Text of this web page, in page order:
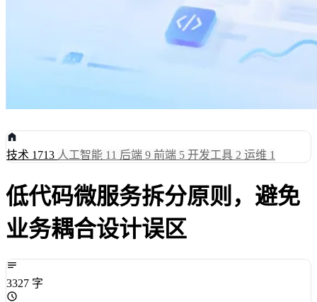
技术 1713 人工智能 11 后端 9 前端 5 开发工具 2 运维 1
低代码微服务拆分原则，避免
业务耦合设计误区
3327 字